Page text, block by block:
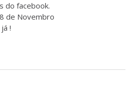
do facebook.
de Novembro
!